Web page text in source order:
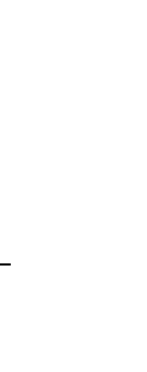
recensioni:
Borgunda